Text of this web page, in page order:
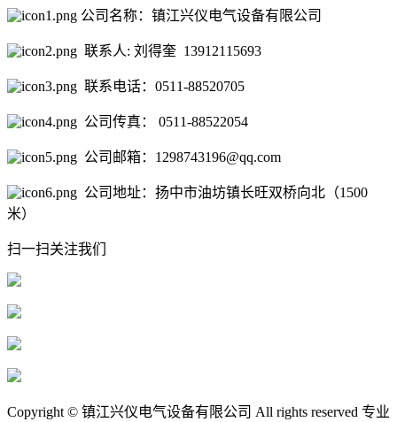
公司名称：镇江兴仪电气设备有限公司
联系人: 刘得奎 13912115693
联系电话：0511-88520705
公司传真： 0511-88522054
公司邮箱：1298743196@qq.com
公司地址：扬中市油坊镇长旺双桥向北（1500
米）
扫一扫关注我们
Copyright © 镇江兴仪电气设备有限公司 All rights reserved 专业